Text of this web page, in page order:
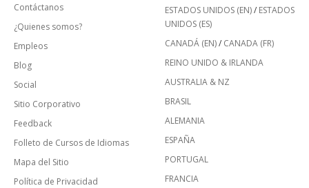
Contáctanos
¿Quienes somos?
Empleos
Blog
Social
Sitio Corporativo
Feedback
Folleto de Cursos de Idiomas
Mapa del Sitio
Política de Privacidad
ESTADOS UNIDOS (EN)/ ESTADOS
UNIDOS (ES)
CANADÁ (EN)/ CANADA (FR)
REINO UNIDO & IRLANDA
AUSTRALIA & NZ
BRASIL
ALEMANIA
ESPAÑA
PORTUGAL
FRANCIA